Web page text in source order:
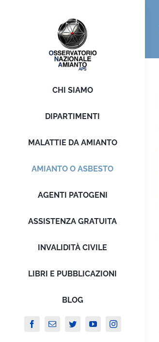
CHI SIAMO
DIPARTIMENTI
MALATTIE DA AMIANTO
AMIANTO O ASBESTO
AGENTI PATOGENI
ASSISTENZA GRATUITA
INVALIDITÀ CIVILE
LIBRI E PUBBLICAZIONI
BLOG